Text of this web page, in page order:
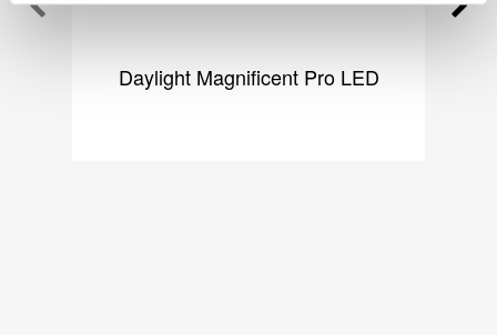
Daylight Magnificent Pro LED